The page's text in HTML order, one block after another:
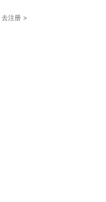
去注册 >